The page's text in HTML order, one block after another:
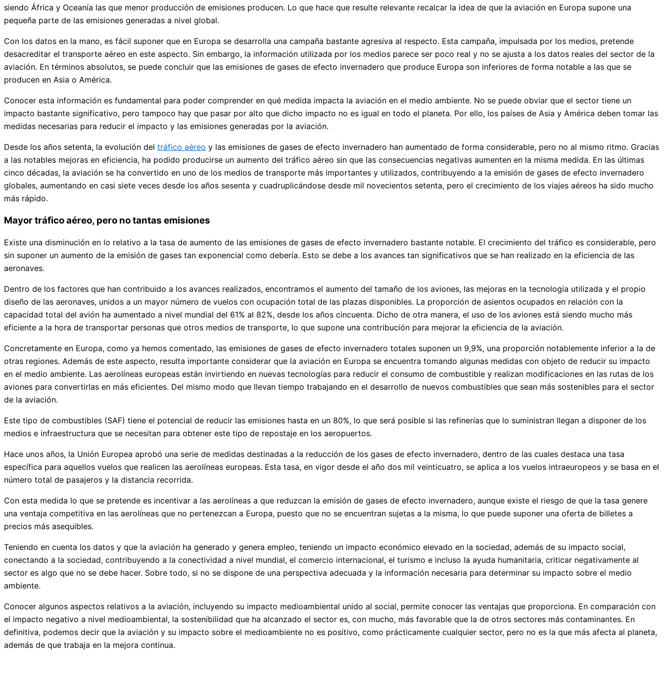
siendo África y Oceanía las que menor producción de emisiones producen. Lo que hace que resulte relevante recalcar la idea de que la aviación en Europa supone una
pequeña parte de las emisiones generadas a nivel global.
Con los datos en la mano, es fácil suponer que en Europa se desarrolla una campaña bastante agresiva al respecto. Esta campaña, impulsada por los medios, pretende
desacreditar el transporte aéreo en este aspecto. Sin embargo, la información utilizada por los medios parece ser poco real y no se ajusta a los datos reales del sector de la
aviación. En términos absolutos, se puede concluir que las emisiones de gases de efecto invernadero que produce Europa son inferiores de forma notable a las que se
producen en Asia o América.
Conocer esta información es fundamental para poder comprender en qué medida impacta la aviación en el medio ambiente. No se puede obviar que el sector tiene un
impacto bastante significativo, pero tampoco hay que pasar por alto que dicho impacto no es igual en todo el planeta. Por ello, los países de Asia y América deben tomar las
medidas necesarias para reducir el impacto y las emisiones generadas por la aviación.
Desde los años setenta, la evolución del tráfico aéreo y las emisiones de gases de efecto invernadero han aumentado de forma considerable, pero no al mismo ritmo. Gracias
a las notables mejoras en eficiencia, ha podido producirse un aumento del tráfico aéreo sin que las consecuencias negativas aumenten en la misma medida. En las últimas
cinco décadas, la aviación se ha convertido en uno de los medios de transporte más importantes y utilizados, contribuyendo a la emisión de gases de efecto invernadero
globales, aumentando en casi siete veces desde los años sesenta y cuadruplicándose desde mil novecientos setenta, pero el crecimiento de los viajes aéreos ha sido mucho
más rápido.
Mayor tráfico aéreo, pero no tantas emisiones
Existe una disminución en lo relativo a la tasa de aumento de las emisiones de gases de efecto invernadero bastante notable. El crecimiento del tráfico es considerable, pero
sin suponer un aumento de la emisión de gases tan exponencial como debería. Esto se debe a los avances tan significativos que se han realizado en la eficiencia de las
aeronaves.
Dentro de los factores que han contribuido a los avances realizados, encontramos el aumento del tamaño de los aviones, las mejoras en la tecnología utilizada y el propio
diseño de las aeronaves, unidos a un mayor número de vuelos con ocupación total de las plazas disponibles. La proporción de asientos ocupados en relación con la
capacidad total del avión ha aumentado a nivel mundial del 61% al 82%, desde los años cincuenta. Dicho de otra manera, el uso de los aviones está siendo mucho más
eficiente a la hora de transportar personas que otros medios de transporte, lo que supone una contribución para mejorar la eficiencia de la aviación.
Concretamente en Europa, como ya hemos comentado, las emisiones de gases de efecto invernadero totales suponen un 9,9%, una proporción notablemente inferior a la de
otras regiones. Además de este aspecto, resulta importante considerar que la aviación en Europa se encuentra tomando algunas medidas con objeto de reducir su impacto
en el medio ambiente. Las aerolíneas europeas están invirtiendo en nuevas tecnologías para reducir el consumo de combustible y realizan modificaciones en las rutas de los
aviones para convertirlas en más eficientes. Del mismo modo que llevan tiempo trabajando en el desarrollo de nuevos combustibles que sean más sostenibles para el sector
de la aviación.
Este tipo de combustibles (SAF) tiene el potencial de reducir las emisiones hasta en un 80%, lo que será posible si las refinerías que lo suministran llegan a disponer de los
medios e infraestructura que se necesitan para obtener este tipo de repostaje en los aeropuertos.
Hace unos años, la Unión Europea aprobó una serie de medidas destinadas a la reducción de los gases de efecto invernadero, dentro de las cuales destaca una tasa
específica para aquellos vuelos que realicen las aerolíneas europeas. Esta tasa, en vigor desde el año dos mil veinticuatro, se aplica a los vuelos intraeuropeos y se basa en el
número total de pasajeros y la distancia recorrida.
Con esta medida lo que se pretende es incentivar a las aerolíneas a que reduzcan la emisión de gases de efecto invernadero, aunque existe el riesgo de que la tasa genere
una ventaja competitiva en las aerolíneas que no pertenezcan a Europa, puesto que no se encuentran sujetas a la misma, lo que puede suponer una oferta de billetes a
precios más asequibles.
Teniendo en cuenta los datos y que la aviación ha generado y genera empleo, teniendo un impacto económico elevado en la sociedad, además de su impacto social,
conectando a la sociedad, contribuyendo a la conectividad a nivel mundial, el comercio internacional, el turismo e incluso la ayuda humanitaria, criticar negativamente al
sector es algo que no se debe hacer. Sobre todo, si no se dispone de una perspectiva adecuada y la información necesaria para determinar su impacto sobre el medio
ambiente.
Conocer algunos aspectos relativos a la aviación, incluyendo su impacto medioambiental unido al social, permite conocer las ventajas que proporciona. En comparación con
el impacto negativo a nivel medioambiental, la sostenibilidad que ha alcanzado el sector es, con mucho, más favorable que la de otros sectores más contaminantes. En
definitiva, podemos decir que la aviación y su impacto sobre el medioambiente no es positivo, como prácticamente cualquier sector, pero no es la que más afecta al planeta,
además de que trabaja en la mejora continua.